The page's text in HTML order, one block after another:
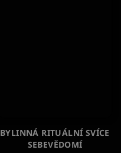
BYLINNÁ RITUÁLNÍ SVÍCE
SEBEVĚDOMÍ